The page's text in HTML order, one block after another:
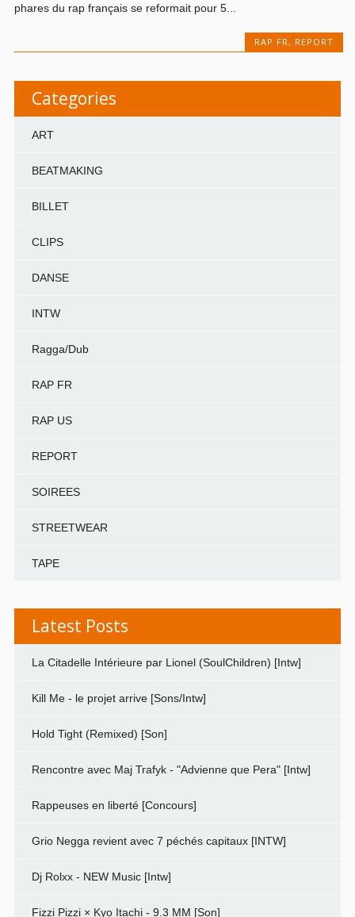
phares du rap français se reformait pour 5...
RAP FR , REPORT
Categories
ART
BEATMAKING
BILLET
CLIPS
DANSE
INTW
Ragga/Dub
RAP FR
RAP US
REPORT
SOIREES
STREETWEAR
TAPE
Latest Posts
La Citadelle Intérieure par Lionel (SoulChildren) [Intw]
Kill Me - le projet arrive [Sons/Intw]
Hold Tight (Remixed) [Son]
Rencontre avec Maj Trafyk - "Advienne que Pera" [Intw]
Rappeuses en liberté [Concours]
Grio Negga revient avec 7 péchés capitaux [INTW]
Dj Rolxx - NEW Music [Intw]
Fizzi Pizzi × Kyo Itachi - 9.3 MM [Son]